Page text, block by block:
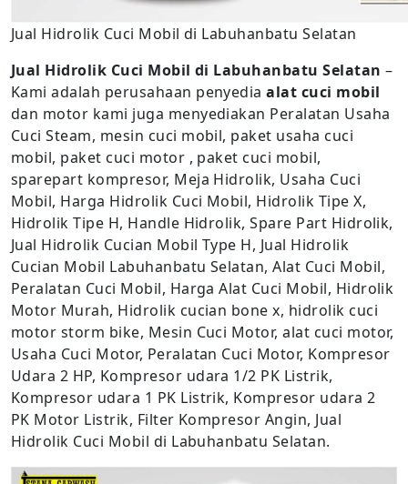
Jual Hidrolik Cuci Mobil di Labuhanbatu Selatan
Jual Hidrolik Cuci Mobil di Labuhanbatu Selatan–
Kami adalah perusahaan penyedia alat cuci mobil
dan motor kami juga menyediakan Peralatan Usaha
Cuci Steam, mesin cuci mobil, paket usaha cuci
mobil, paket cuci motor , paket cuci mobil,
sparepart kompresor, Meja Hidrolik, Usaha Cuci
Mobil, Harga Hidrolik Cuci Mobil, Hidrolik Tipe X,
Hidrolik Tipe H, Handle Hidrolik, Spare Part Hidrolik,
Jual Hidrolik Cucian Mobil Type H, Jual Hidrolik
Cucian Mobil Labuhanbatu Selatan, Alat Cuci Mobil,
Peralatan Cuci Mobil, Harga Alat Cuci Mobil, Hidrolik
Motor Murah, Hidrolik cucian bone x, hidrolik cuci
motor storm bike, Mesin Cuci Motor, alat cuci motor,
Usaha Cuci Motor, Peralatan Cuci Motor, Kompresor
Udara 2 HP, Kompresor udara 1/2 PK Listrik,
Kompresor udara 1 PK Listrik, Kompresor udara 2
PK Motor Listrik, Filter Kompresor Angin, Jual
Hidrolik Cuci Mobil di Labuhanbatu Selatan.